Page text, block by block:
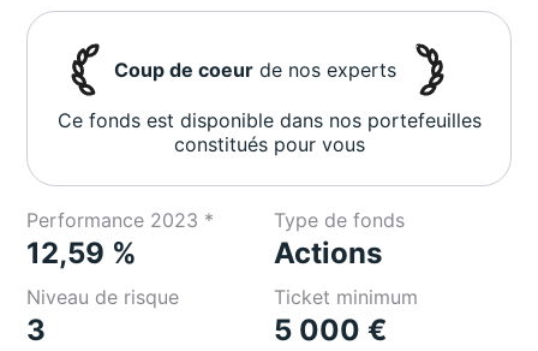
Coup de coeur de nos experts
Ce fonds est disponible dans nos portefeuilles
constitués pour vous
Performance 2023 *
12,59 %
Type de fonds
Actions
Niveau de risque
3
Ticket minimum
5 000 €